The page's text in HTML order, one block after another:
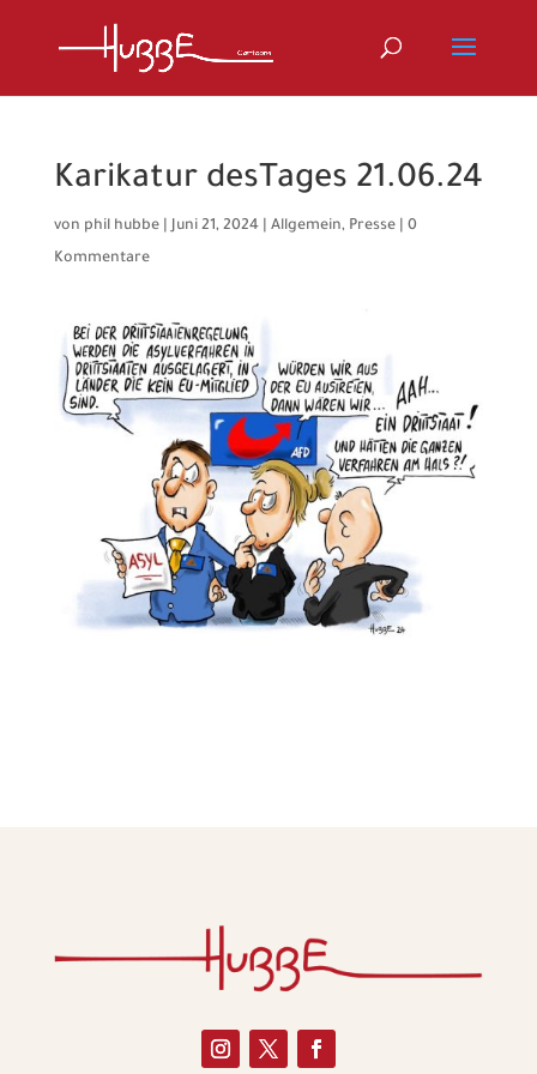
Karikatur desTages 21.06.24
von phil hubbe|Juni 21, 2024| Allgemein, Presse| 0
Kommentare